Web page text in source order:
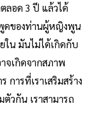
ลอด 3 ปี แล้วได้
ดของท่านผู้หญิงพูน
ใน มันไม่ได้เกิดกับ
จเกิดจากสภาพ
การที่เราเสริมสร้าง
วกัน เราสามารถ